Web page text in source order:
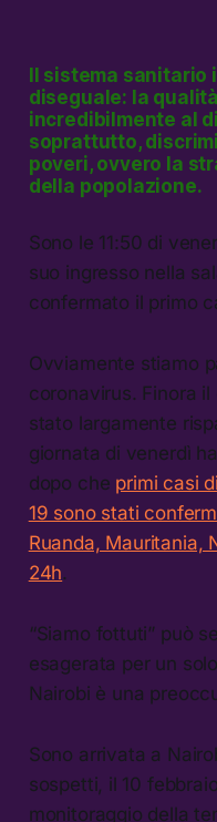
Il sistema sanitario
diseguale: la
incredibilmente al
soprattutto,
poveri, ovvero la
della popolazione.
Sono le 11:50 di
suo ingresso nella
confermato il primo
Ovviamente stiamo
coronavirus. Finora
stato largamente
giornata di venerdì
dopo che primi casi
19 sono stati
Ruanda, Mauritania,
24h.
“Siamo fottuti” può
esagerata per un
Nairobi è una
Sono arrivata a
sospetti, il 10
monitoraggio della